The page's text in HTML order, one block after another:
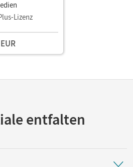
Lizenz
entfalten